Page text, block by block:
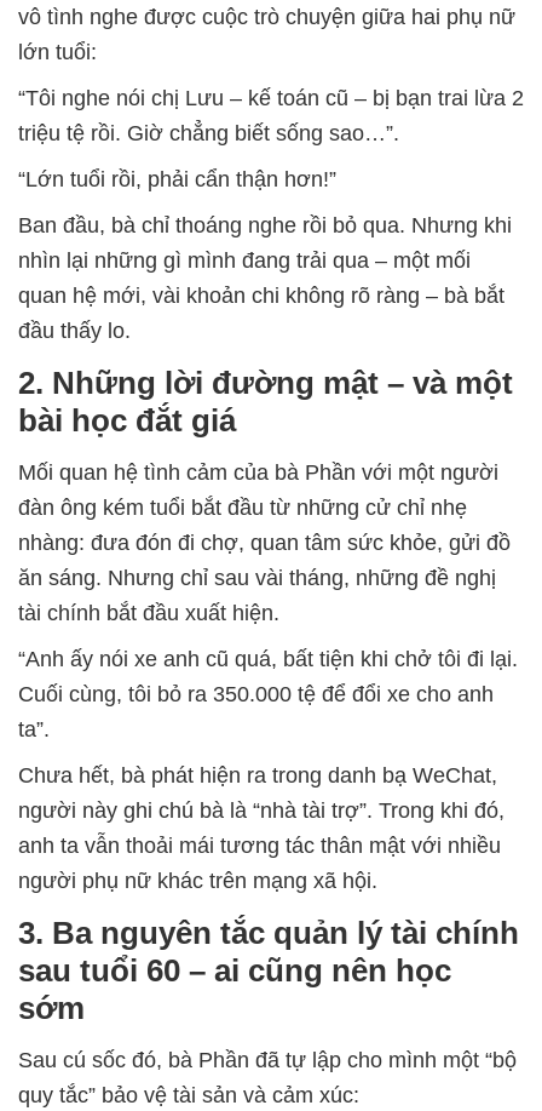
vô tình nghe được cuộc trò chuyện giữa hai phụ nữ
lớn tuổi:
“Tôi nghe nói chị Lưu – kế toán cũ – bị bạn trai lừa 2
triệu tệ rồi. Giờ chẳng biết sống sao…”.
“Lớn tuổi rồi, phải cẩn thận hơn!”
Ban đầu, bà chỉ thoáng nghe rồi bỏ qua. Nhưng khi
nhìn lại những gì mình đang trải qua – một mối
quan hệ mới, vài khoản chi không rõ ràng – bà bắt
đầu thấy lo.
2. Những lời đường mật – và một
bài học đắt giá
Mối quan hệ tình cảm của bà Phần với một người
đàn ông kém tuổi bắt đầu từ những cử chỉ nhẹ
nhàng: đưa đón đi chợ, quan tâm sức khỏe, gửi đồ
ăn sáng. Nhưng chỉ sau vài tháng, những đề nghị
tài chính bắt đầu xuất hiện.
“Anh ấy nói xe anh cũ quá, bất tiện khi chở tôi đi lại.
Cuối cùng, tôi bỏ ra 350.000 tệ để đổi xe cho anh
ta”.
Chưa hết, bà phát hiện ra trong danh bạ WeChat,
người này ghi chú bà là “nhà tài trợ”. Trong khi đó,
anh ta vẫn thoải mái tương tác thân mật với nhiều
người phụ nữ khác trên mạng xã hội.
3. Ba nguyên tắc quản lý tài chính
sau tuổi 60 – ai cũng nên học
sớm
Sau cú sốc đó, bà Phần đã tự lập cho mình một “bộ
quy tắc” bảo vệ tài sản và cảm xúc: